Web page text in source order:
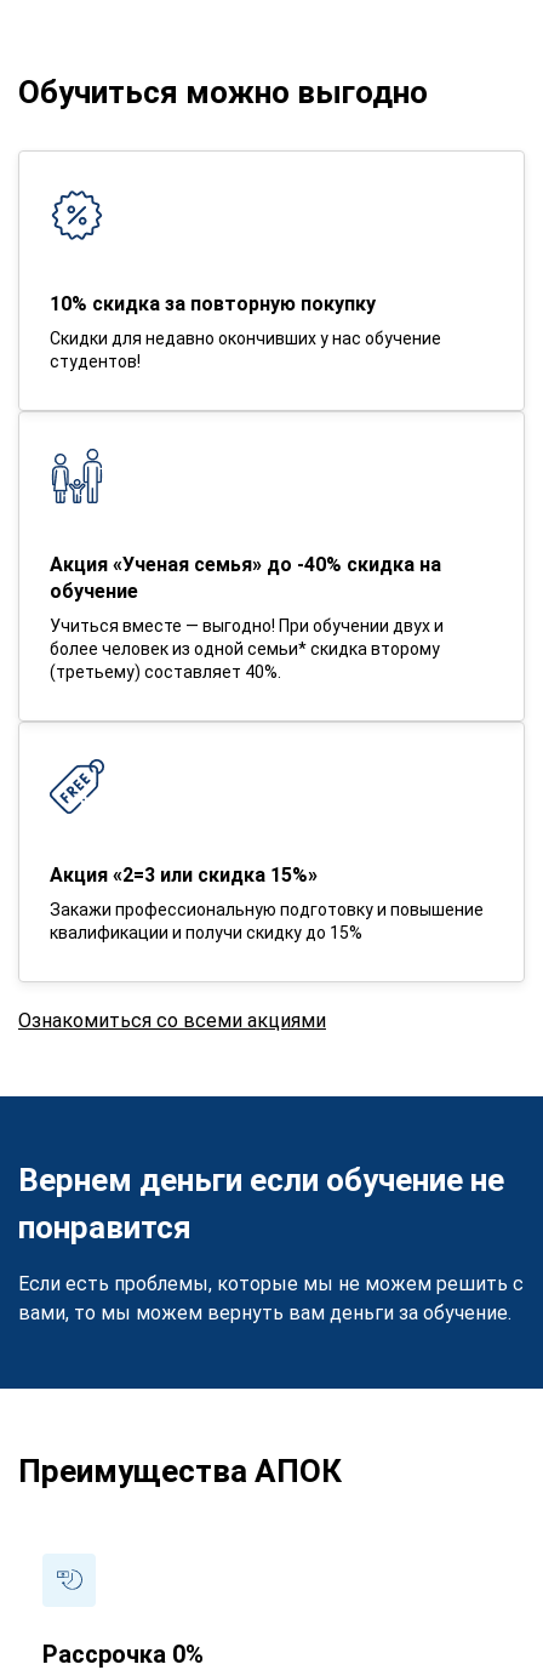
Обучиться можно выгодно
10% скидка за повторную покупку
Скидки для недавно окончивших у нас обучение
студентов!
Акция «Ученая семья» до -40% скидка на
обучение
Учиться вместе — выгодно! При обучении двух и
более человек из одной семьи* скидка второму
(третьему) составляет 40%.
Акция «2=3 или скидка 15%»
Закажи профессиональную подготовку и повышение
квалификации и получи скидку до 15%
Ознакомиться со всеми акциями
Вернем деньги если обучение не
понравится
Если есть проблемы, которые мы не можем решить с
вами, то мы можем вернуть вам деньги за обучение.
Преимущества АПОК
Рассрочка 0%